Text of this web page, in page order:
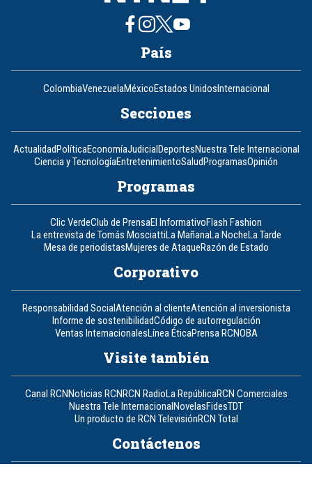
País
ColombiaVenezuelaMéxicoEstados UnidosInternacional
Secciones
ActualidadPolíticaEconomíaJudicialDeportesNuestra Tele Internacional
Ciencia y TecnologíaEntretenimientoSaludProgramasOpinión
Programas
Clic VerdeClub de PrensaEl InformativoFlash Fashion
La entrevista de Tomás MosciattiLa MañanaLa NocheLa Tarde
Mesa de periodistasMujeres de AtaqueRazón de Estado
Corporativo
Responsabilidad SocialAtención al clienteAtención al inversionista
Informe de sostenibilidadCódigo de autorregulación
Ventas InternacionalesLínea ÉticaPrensa RCNOBA
Visite también
Canal RCNNoticias RCNRCN RadioLa RepúblicaRCN Comerciales
Nuestra Tele InternacionalNovelasFidesTDT
Un producto de RCN TelevisiónRCN Total
Contáctenos